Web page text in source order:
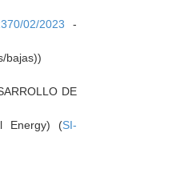
02/2023 -
bajas))
DE
Energy) (SI-